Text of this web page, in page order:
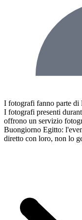
I fotografi fanno parte
I fotografi presenti
offrono un servizio
Buongiorno Egitto:
diretto con loro, non lo